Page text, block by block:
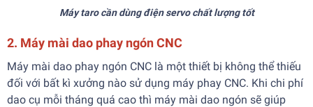
Máy taro cần dùng điện servo chất lượng tốt
2. Máy mài dao phay ngón CNC
Máy mài dao phay ngón CNC là một thiết bị không thể thiếu
đối với bất kì xưởng nào sử dụng máy phay CNC. Khi chi phí
dao cụ mỗi tháng quá cao thì máy mài dao ngón sẽ giúp